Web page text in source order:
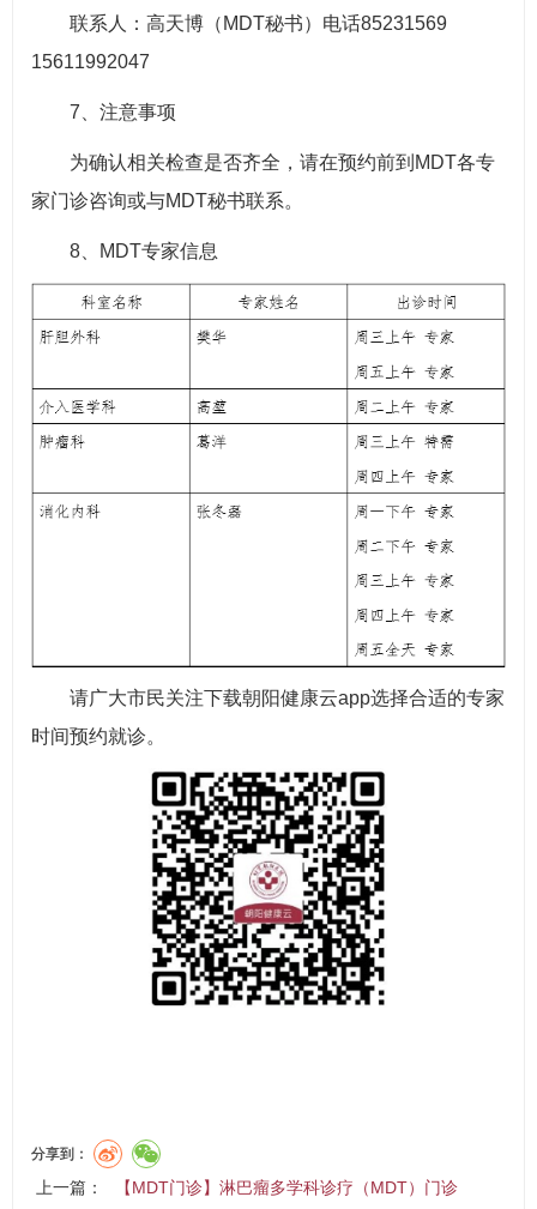
联系人：高天博（MDT秘书）电话85231569
15611992047
7、注意事项
为确认相关检查是否齐全，请在预约前到MDT各专
家门诊咨询或与MDT秘书联系。
8、MDT专家信息
请广大市民关注下载朝阳健康云app选择合适的专家
时间预约就诊。
分享到：
上一篇： 【MDT门诊】淋巴瘤多学科诊疗（MDT）门诊